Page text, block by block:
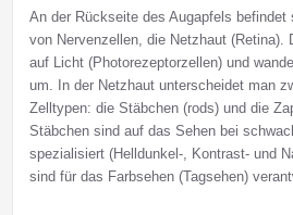
An der Rückseite des Augapfels
von Nervenzellen, die Netzhaut (Retina).
auf Licht (Photorezeptorzellen) und
um. In der Netzhaut unterscheidet man
Zelltypen: die Stäbchen (rods) und die
Stäbchen sind auf das Sehen bei
spezialisiert (Helldunkel-, Kontrast- und
sind für das Farbsehen (Tagsehen)